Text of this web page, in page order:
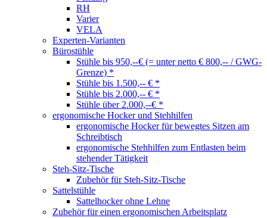
RH
Varier
VELA
Experten-Varianten
Bürostühle
Stühle bis 950,--€ (= unter netto € 800,-- / GWG-
Grenze) *
Stühle bis 1.500,-- € *
Stühle bis 2.000,-- € *
Stühle über 2.000,--€ *
ergonomische Hocker und Stehhilfen
ergonomische Hocker für bewegtes Sitzen am
Schreibtisch
ergonomische Stehhilfen zum Entlasten beim
stehender Tätigkeit
Steh-Sitz-Tische
Zubehör für Steh-Sitz-Tische
Sattelstühle
Sattelhocker ohne Lehne
Zubehör für einen ergonomischen Arbeitsplatz